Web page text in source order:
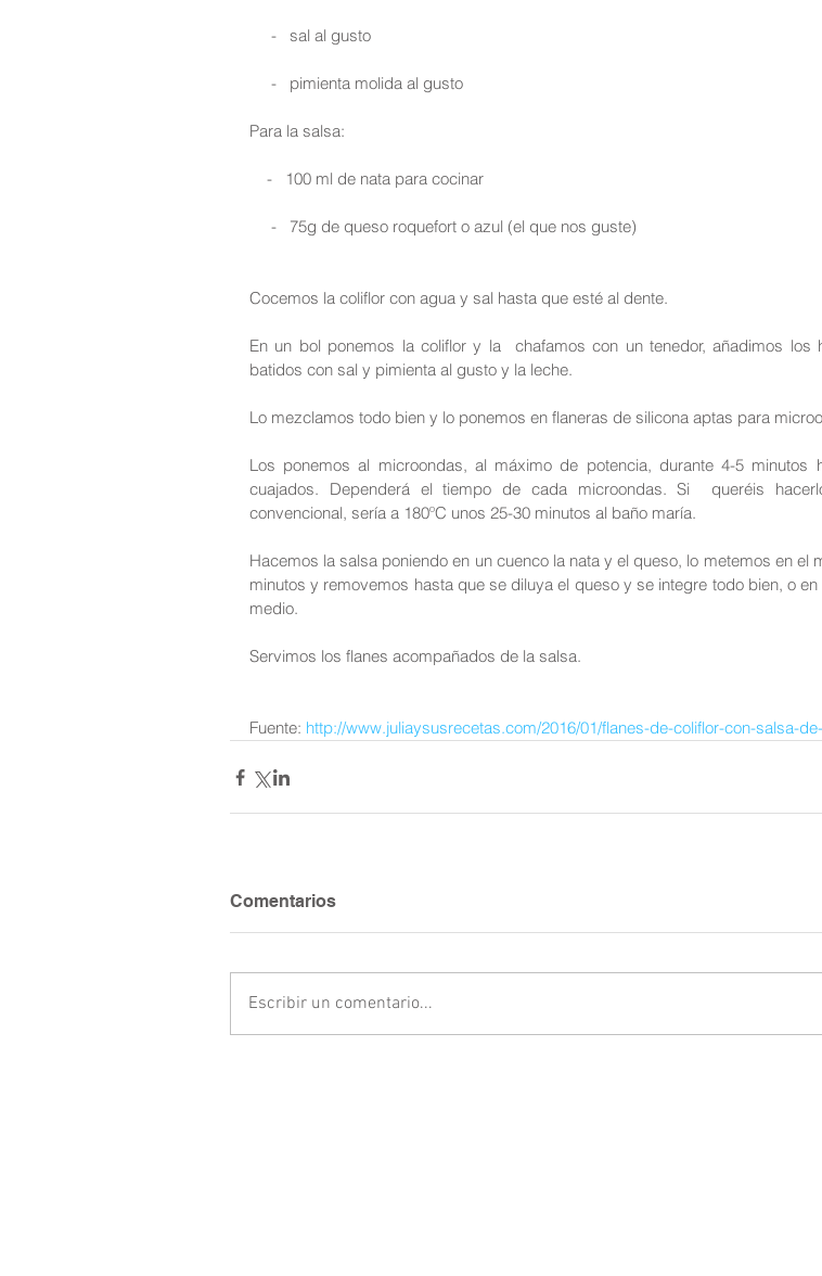
     -   sal al gusto
     -   pimienta molida al gusto
Para la salsa:
    -   100 ml de nata para cocinar
     -   75g de queso roquefort o azul (el que nos guste)
Cocemos la coliflor con agua y sal hasta que esté al dente.
En un bol ponemos la coliflor y la  chafamos con un tenedor, añadimos los
batidos con sal y pimienta al gusto y la leche.
Lo mezclamos todo bien y lo ponemos en flaneras de silicona aptas para
Los ponemos al microondas, al máximo de potencia, durante 4-5 minutos
cuajados. Dependerá el tiempo de cada microondas. Si  queréis
convencional, sería a 180ºC unos 25-30 minutos al baño maría.
Hacemos la salsa poniendo en un cuenco la nata y el queso, lo metemos en el
minutos y removemos hasta que se diluya el queso y se integre todo bien, o
medio.
Servimos los flanes acompañados de la salsa.
Fuente: http://www.juliaysusrecetas.com/2016/01/flanes-de-coliflor-con-salsa-
Comentarios
Escribir un comentario...